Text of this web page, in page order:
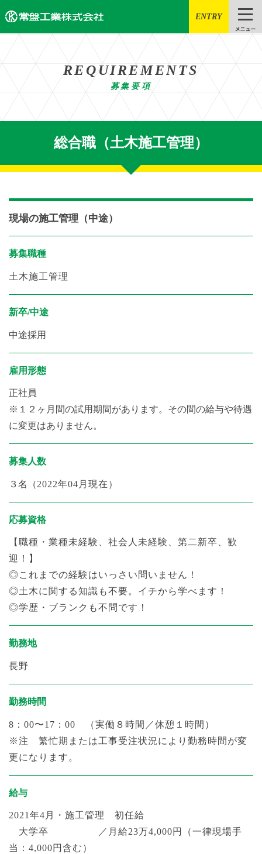
ENTRY
REQUIREMENTS
募集要項
総合職（土木施工管理）
現場の施工管理（中途）
募集職種
土木施工管理
新卒/中途
中途採用
雇用形態
正社員
※１２ヶ月間の試用期間があります。その間の給与や待遇
に変更はありません。
募集人数
３名（2022年04月現在）
応募資格
【職種・業種未経験、社会人未経験、第二新卒、歓
迎！】
◎これまでの経験はいっさい問いません！
◎土木に関する知識も不要。イチから学べます！
◎学歴・ブランクも不問です！
勤務地
長野
勤務時間
8：00〜17：00
（実働８時間／休憩１時間）
※注 繁忙期または工事受注状況により勤務時間が変
更になります。
給与
2021年4月・施工管理 初任給
大学卒 ／月給23万4,000円（一律現場手
当：4,000円含む）